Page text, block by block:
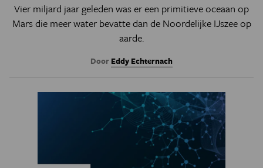
Vier miljard jaar geleden was er een primitieve oceaan op
Mars die meer water bevatte dan de Noordelijke IJszee op
aarde.
Door Eddy Echternach